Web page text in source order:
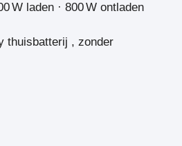
W laden · 800 W ontladen
thuisbatterij , zonder